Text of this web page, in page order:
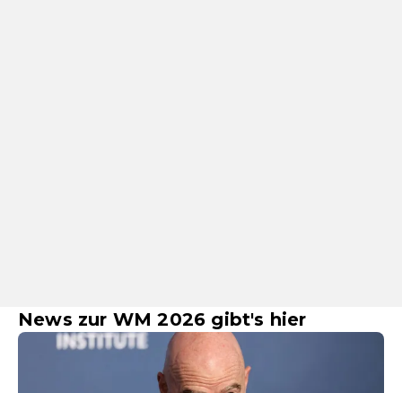
News zur WM 2026 gibt's hier